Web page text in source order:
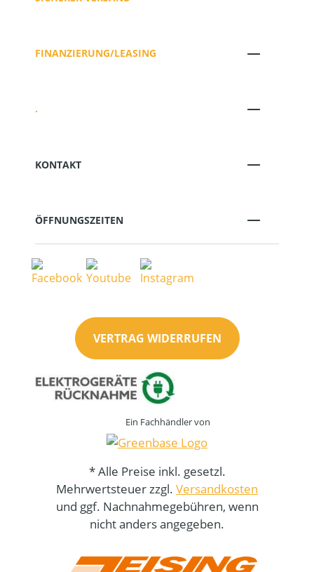
FINANZIERUNG/LEASING
.
KONTAKT
ÖFFNUNGSZEITEN
VERTRAG WIDERRUFEN
Ein Fachhändler von
* Alle Preise inkl. gesetzl.
Mehrwertsteuer zzgl. Versandkosten
und ggf. Nachnahmegebühren, wenn
nicht anders angegeben.